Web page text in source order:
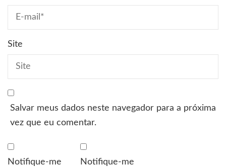
Site
Salvar meus dados neste navegador para a próxima
vez que eu comentar.
Notifique-me
Notifique-me